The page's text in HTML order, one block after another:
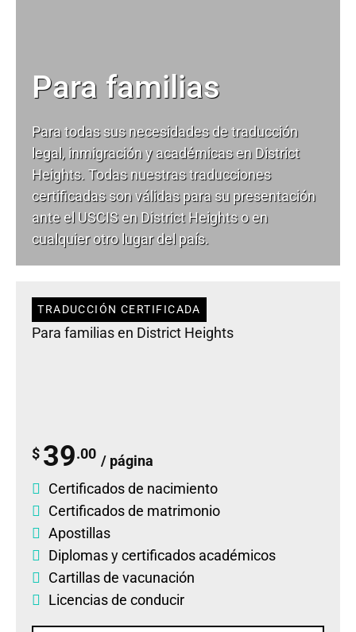
Para familias
Para todas sus necesidades detraducción
legal, inmigración y académicas en District
Heights. Todas nuestras traducciones
certificadas son válidas para su presentación
ante el USCIS en District Heights o en
cualquier otro lugar del país.
TRADUCCIÓN CERTIFICADA
Para familias en District Heights
$ 39.00 / página
Certificados de nacimiento
Certificados de matrimonio
Apostillas
Diplomasycertificados académicos
Cartillas de vacunación
Licencias de conducir